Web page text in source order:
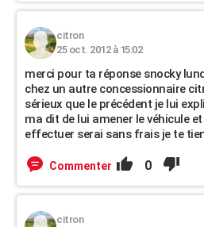
citron
25 oct. 2012 à 15:02
merci pour ta réponse snocky
chez un autre concessionnaire
sérieux que le précédent je lui
ma dit de lui amener le véhicule
effectuer serai sans frais je te
Commenter 0
citron